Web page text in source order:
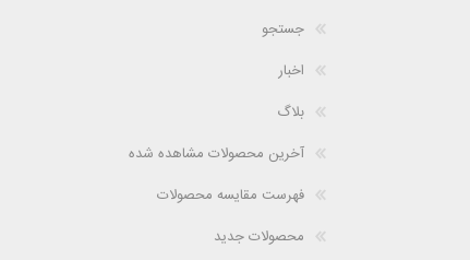
جستجو
اخبار
بلاگ
آخرین محصولات مشاهده شده
فهرست مقایسه محصولات
محصولات جدید